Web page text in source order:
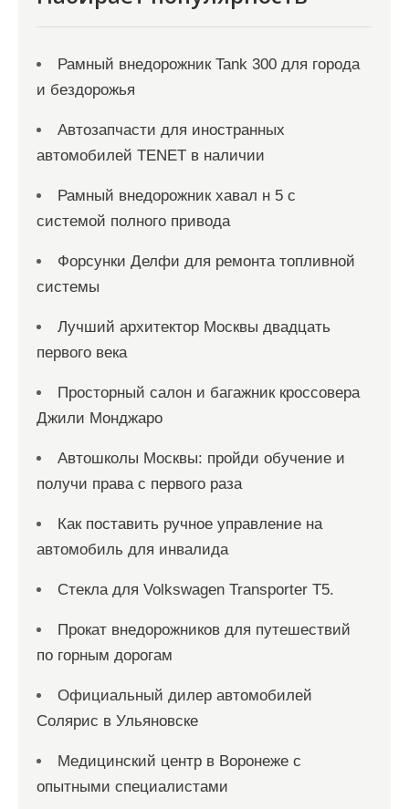
Рамный внедорожник Tank 300 для города
и бездорожья
Автозапчасти для иностранных
автомобилей TENET в наличии
Рамный внедорожник хавал н 5 с
системой полного привода
Форсунки Делфи для ремонта топливной
системы
Лучший архитектор Москвы двадцать
первого века
Просторный салон и багажник кроссовера
Джили Монджаро
Автошколы Москвы: пройди обучение и
получи права с первого раза
Как поставить ручное управление на
автомобиль для инвалида
Стекла для Volkswagen Transporter T5.
Прокат внедорожников для путешествий
по горным дорогам
Официальный дилер автомобилей
Солярис в Ульяновске
Медицинский центр в Воронеже с
опытными специалистами